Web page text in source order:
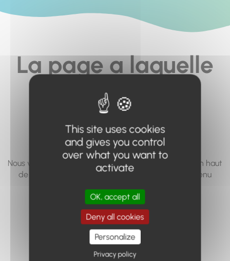
La page a laquelle
vous cherchez à
accéder n'existe
pas... ou plus.
Nous vous invitons à utiliser le moteur de recherche en haut
de page, ou à utiliser le menu pour trouver le contenu
Retour à l'accueil
This site uses cookies
and gives you control
over what you want to
activate
OK, accept all
Deny all cookies
Personalize
Privacy policy